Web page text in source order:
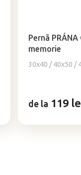
Pernã
memorie
30x40 / 40x50 /
medie
a
produsului
este
stele.
de la 119